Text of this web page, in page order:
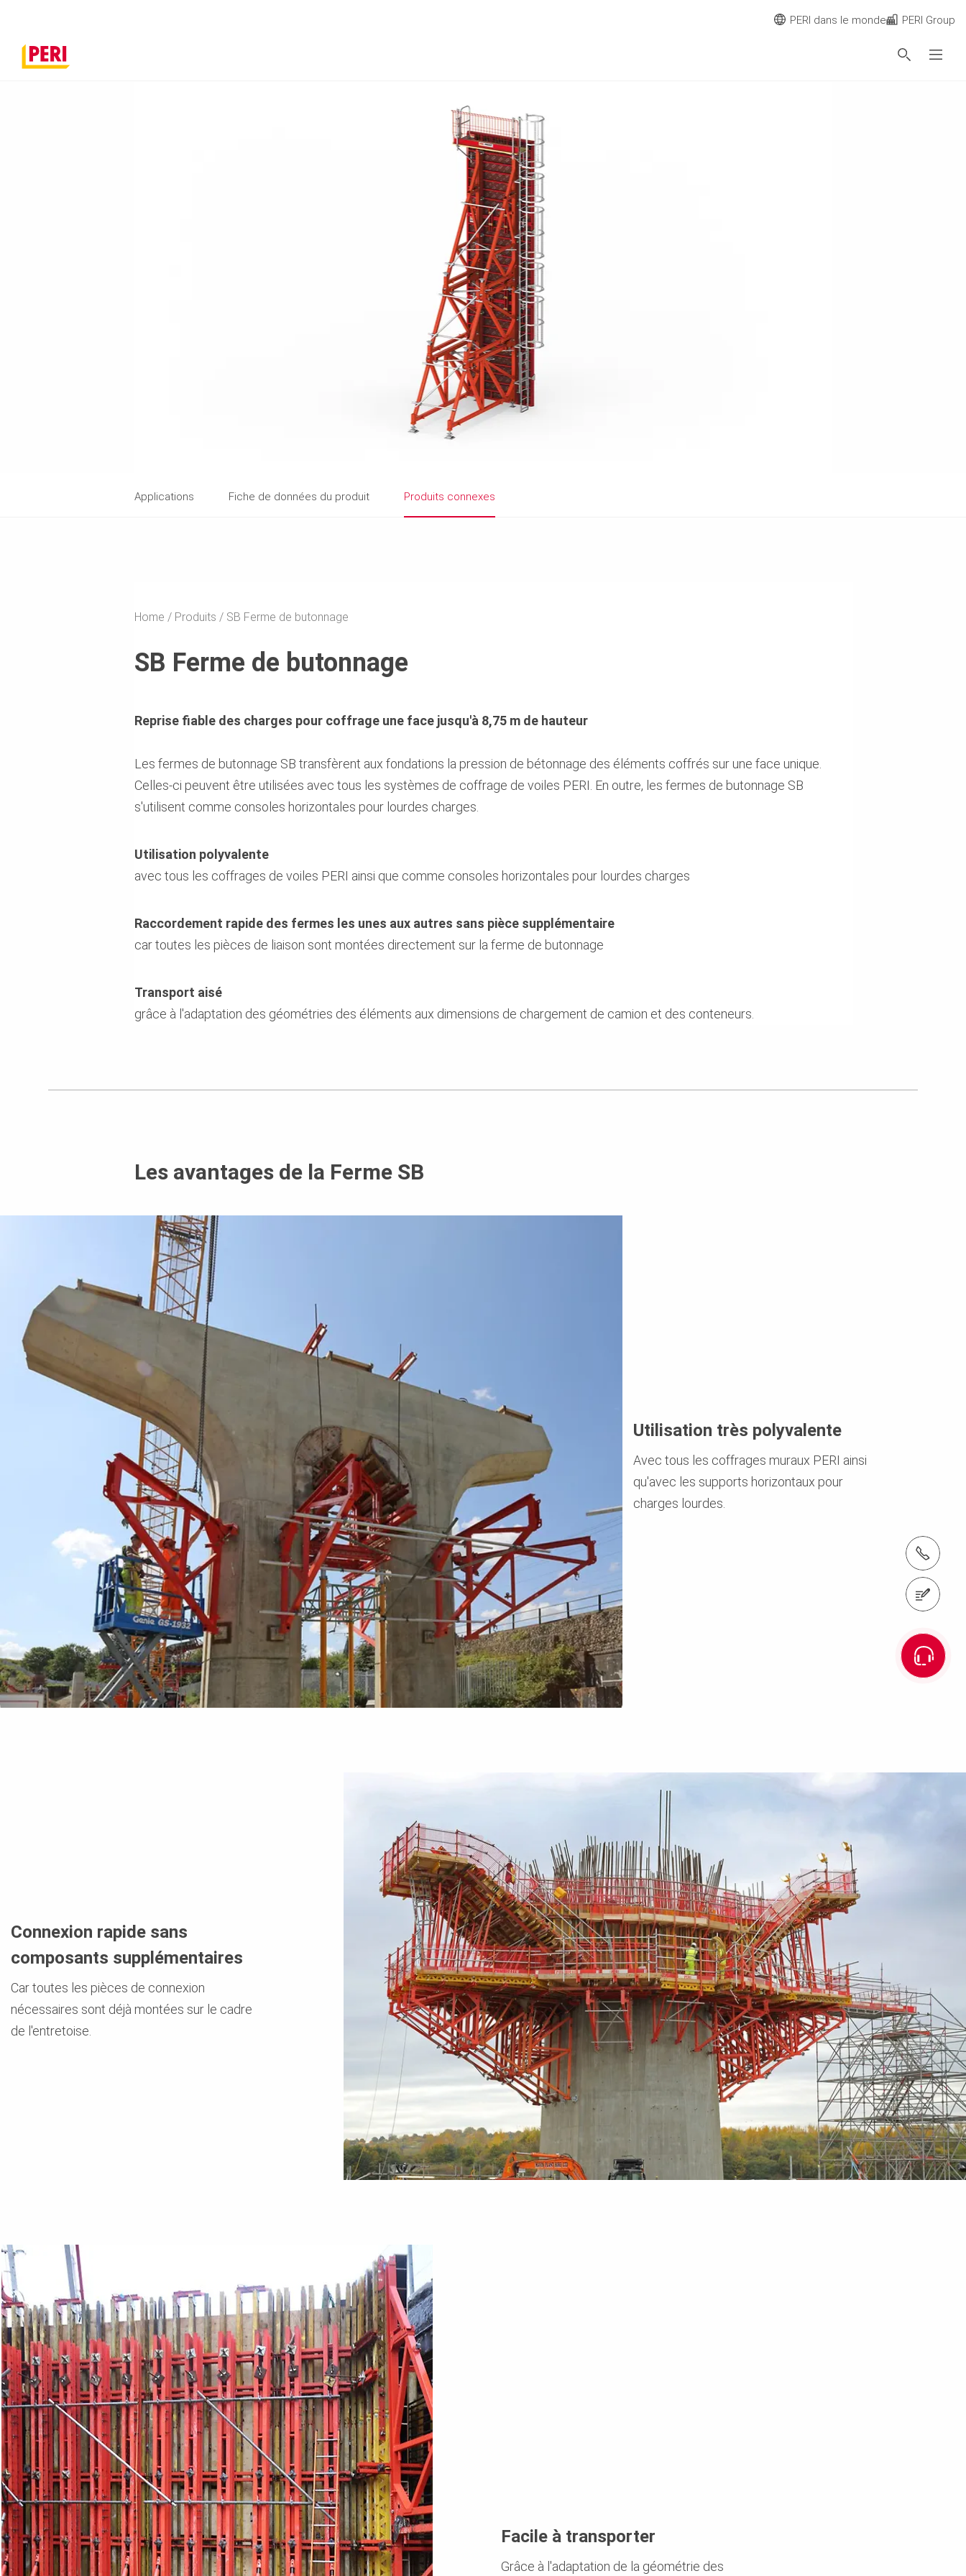
Applications Fiche de données du produit Produits connexes
Home Produits SB Ferme de butonnage
SB Ferme de butonnage
Reprise fiable des charges pour coffrage une face jusqu'à 8,75 m de hauteur
Les fermes de butonnage SB transfèrent aux fondations la pression de bétonnage des éléments coffrés sur une face unique.
Celles-ci peuvent être utilisées avec tous les systèmes de coffrage de voiles PERI. En outre, les fermes de butonnage SB
s'utilisent comme consoles horizontales pour lourdes charges.
Utilisation polyvalente
avec tous les coffrages de voiles PERI ainsi que comme consoles horizontales pour lourdes charges
Raccordement rapide des fermes les unes aux autres sans pièce supplémentaire
car toutes les pièces de liaison sont montées directement sur la ferme de butonnage
Transport aisé
grâce à l'adaptation des géométries des éléments aux dimensions de chargement de camion et des conteneurs.
Les avantages de la Ferme SB
Utilisation très polyvalente
Avec tous les coffrages muraux PERI ainsi
qu'avec les supports horizontaux pour
charges lourdes.
Connexion rapide sans
composants supplémentaires
Car toutes les pièces de connexion
nécessaires sont déjà montées sur le cadre
de l'entretoise.
Facile à transporter
Grâce à l'adaptation de la géométrie des
PERI dans le monde PERI Group